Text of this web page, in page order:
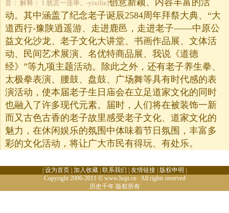
音： 解释： 1.犹言一连串。-yixilie]创意新颖、内容丰富的活
动。其中涵盖了纪念老子诞辰2584周年拜祭大典、“大
道西行-豫陕逍遥游、走进鹿邑，走进老子——中原公
益文化沙龙、老子文化大讲堂、书画作品展、文体活
动、民间艺术展演、名优特商品展、我说《道德
经》”等九项主题活动。除此之外，还有老子养生拳、
太极拳表演、腰鼓、盘鼓、广场舞等具有时代感的表
演活动，使本届老子生日庙会在立足道家文化的同时
也融入了许多现代元素。届时，人们将在被装饰一新
而又古色古香的老子故里感受老子文化、道家文化的
魅力，在休闲娱乐的氛围中体味着节日氛围，丰富多
彩的文化活动，将让广大市民有得玩、有处乐。
设为首页 加入收藏 联系我们 友情链接 版权申明
Copyright 2006-2011 © www.lsqn.cn All rights reserved
历史千年版权所有